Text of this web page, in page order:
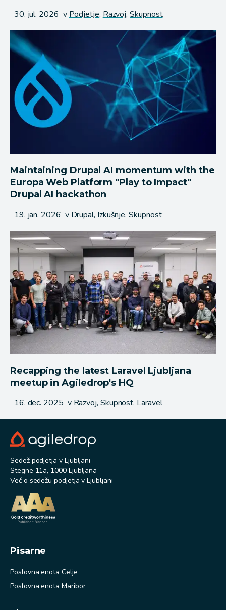
Objavljeno
30. jul. 2026 v Podjetje, Razvoj, Skupnost
Maintaining Drupal AI momentum with the
Europa Web Platform "Play to Impact"
Drupal AI hackathon
Objavljeno
19. jan. 2026 v Drupal, Izkušnje, Skupnost
Recapping the latest Laravel Ljubljana
meetup in Agiledrop's HQ
Objavljeno
16. dec. 2025 v Razvoj, Skupnost, Laravel
Sedež podjetja v Ljubljani
Stegne 11a, 1000 Ljubljana
Več o sedežu podjetja v Ljubljani
Pisarne
Poslovna enota Celje
Poslovna enota Maribor